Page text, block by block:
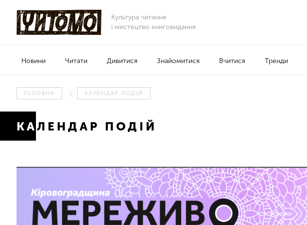
Культура читання
і мистецтво книговидання
Новини Читати Дивитися Знайомитися Вчитися Тренди
ГОЛОВНА КАЛЕНДАР ПОДІЙ
КАЛЕНДАР ПОДІЙ